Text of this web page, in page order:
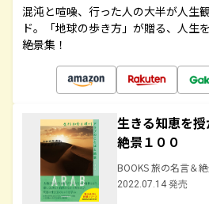
混沌と喧噪、行った人の大半が人生
ド。「地球の歩き方」が贈る、人生
絶景集！
生きる知恵を
絶景１００
BOOKS 旅の名言＆
2022.07.14 発売